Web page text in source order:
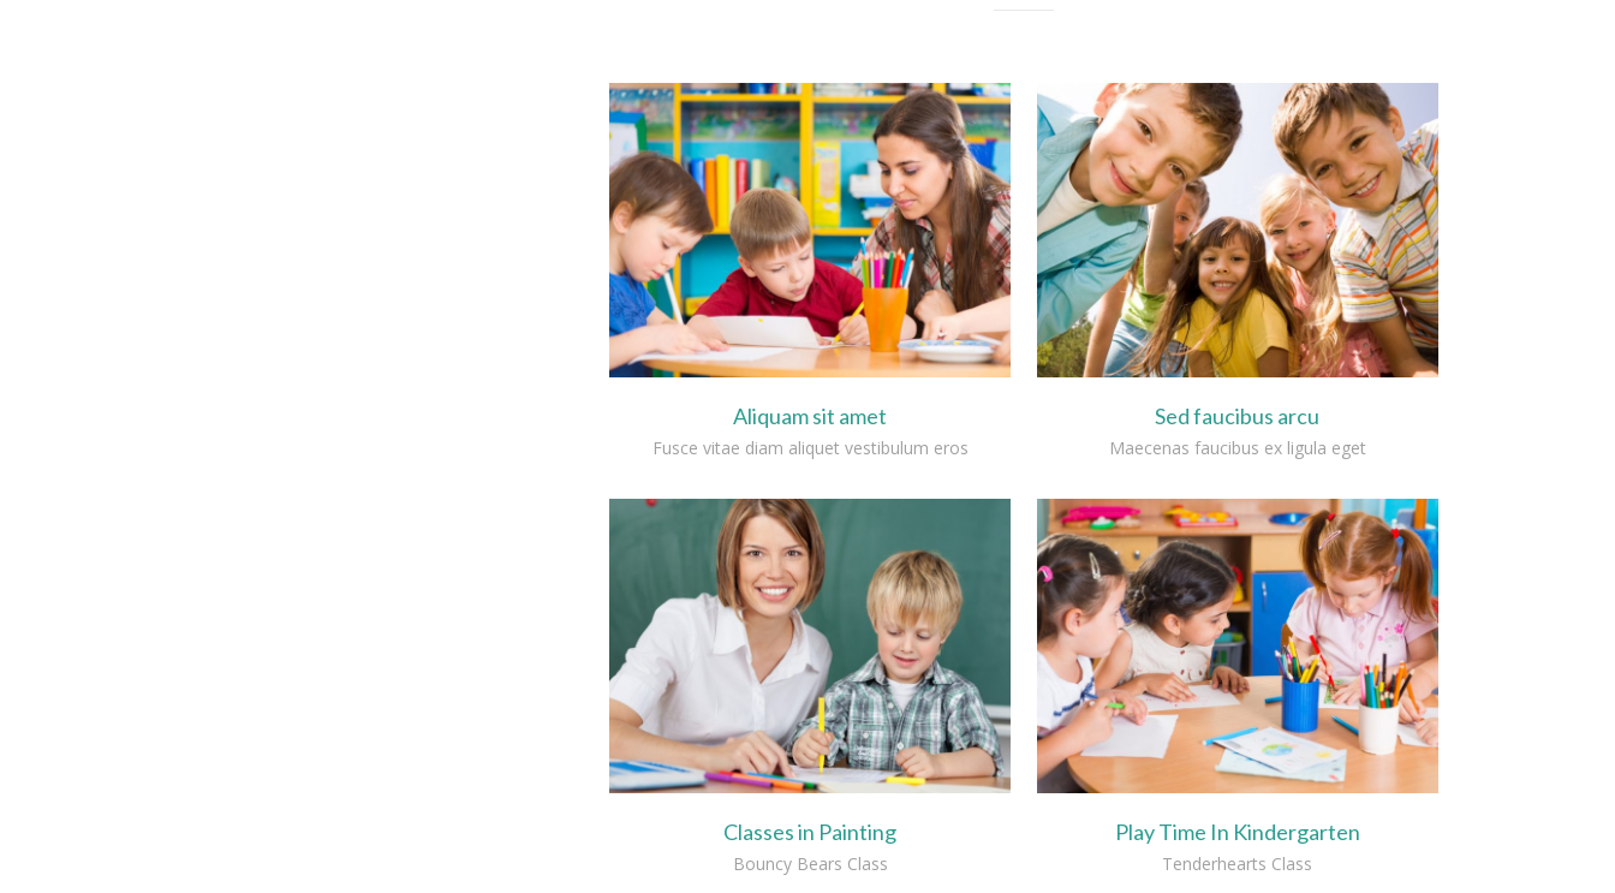
Aliquam sit amet
Fusce vitae diam aliquet vestibulum eros
Sed faucibus arcu
Maecenas faucibus ex ligula eget
Classes in Painting
Bouncy Bears Class
Play Time In Kindergarten
Tenderhearts Class